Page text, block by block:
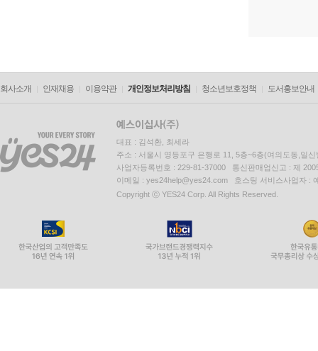
회사소개 인재채용 이용약관 개인정보처리방침 청소년보호정책 도서홍보안내
대표 : 김석환, 최세라
주소 : 서울시 영등포구 은행로 11, 5층~6층(여의도동,일신
사업자등록번호 : 229-81-37000 통신판매업신고 : 제
이메일 : yes24help@yes24.com 호스팅 서비스사업자 :
Copyright ⓒ YES24 Corp. All Rights Reserved.